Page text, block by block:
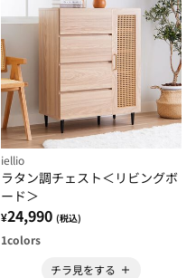
iellio
ラタン調チェスト＜リビングボ
ード＞
¥24,990 (税込)
1colors
チラ見をする